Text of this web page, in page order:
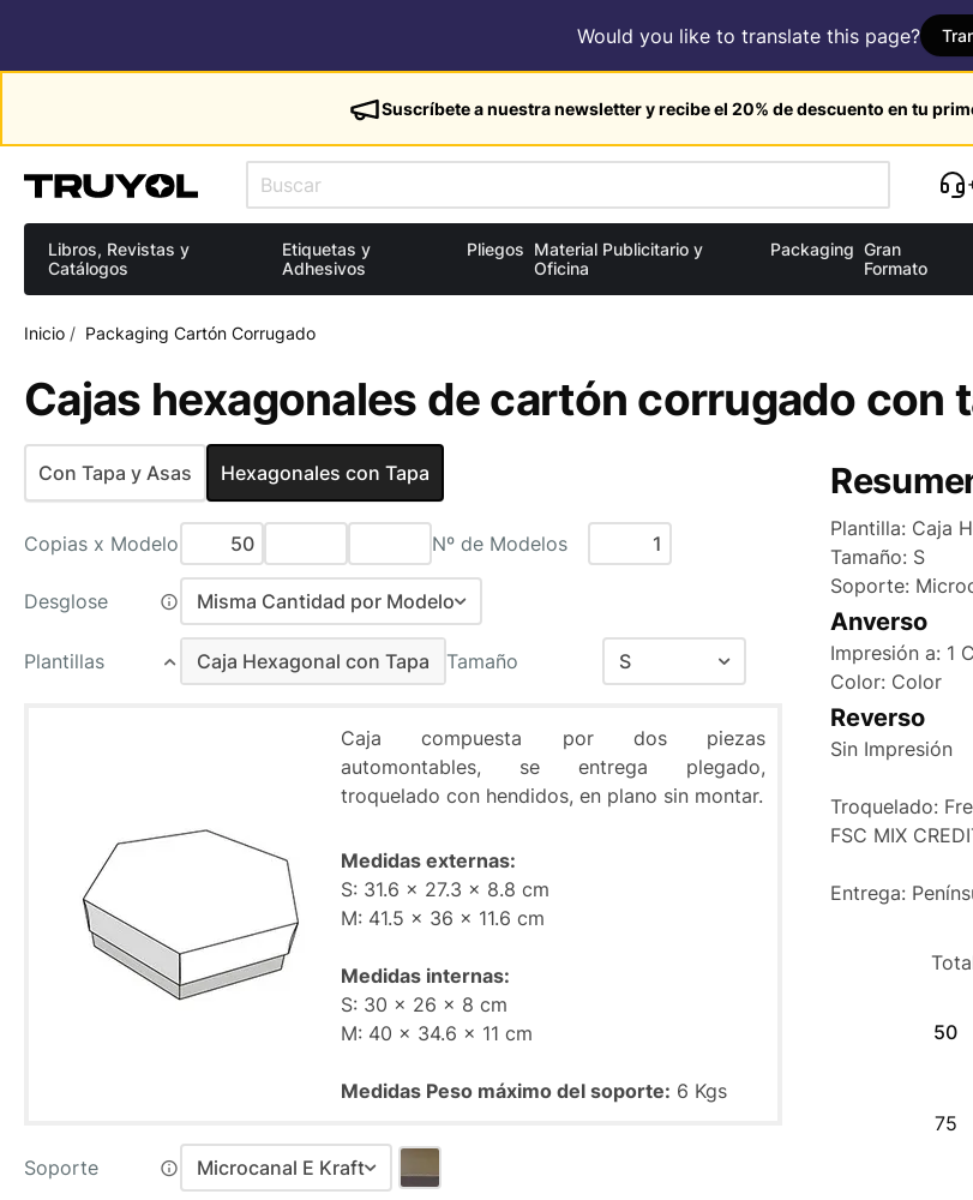
Would you like to translate this page?
Suscríbete a nuestra newsletter y recibe el 20% de descuento en tu
Libros, Revistas y
Catálogos
Etiquetas y
Adhesivos
Pliegos Material Publicitario y
Oficina
Packaging Gran
Formato
Inicio / Packaging Cartón Corrugado
Cajas hexagonales de cartón corrugado con
Con Tapa y Asas Hexagonales con Tapa
Copias x Modelo Nº de Modelos
Desglose
Misma Cantidad por Modelo
Misma Cantidad por Modelo
Distinta Cantidad por Modelo
Plantillas
Caja Hexagonal con Tapa
Tamaño
S
M
Caja compuesta por dos piezas
automontables, se entrega plegado,
troquelado con hendidos, en plano sin montar.
Medidas externas:
S: 31.6 x 27.3 x 8.8 cm
M: 41.5 x 36 x 11.6 cm
Medidas internas:
S: 30 x 26 x 8 cm
M: 40 x 34.6 x 11 cm
Medidas Peso máximo del soporte: 6 Kgs
Soporte
Microcanal E Kraft
Plantilla: Caja
Tamaño: S
Soporte:
Anverso
Impresión a: 1
Color: Color
Reverso
Sin Impresión
Troquelado:
FSC MIX
Entrega:
50
75